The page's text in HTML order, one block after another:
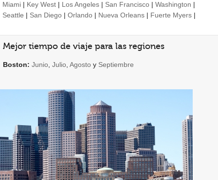
Miami | Key West | Los Angeles | San Francisco | Washington |
Seattle | San Diego | Orlando | Nueva Orleans | Fuerte Myers |
Mejor tiempo de viaje para las regiones
Boston: Junio Julio Agosto y Septiembre